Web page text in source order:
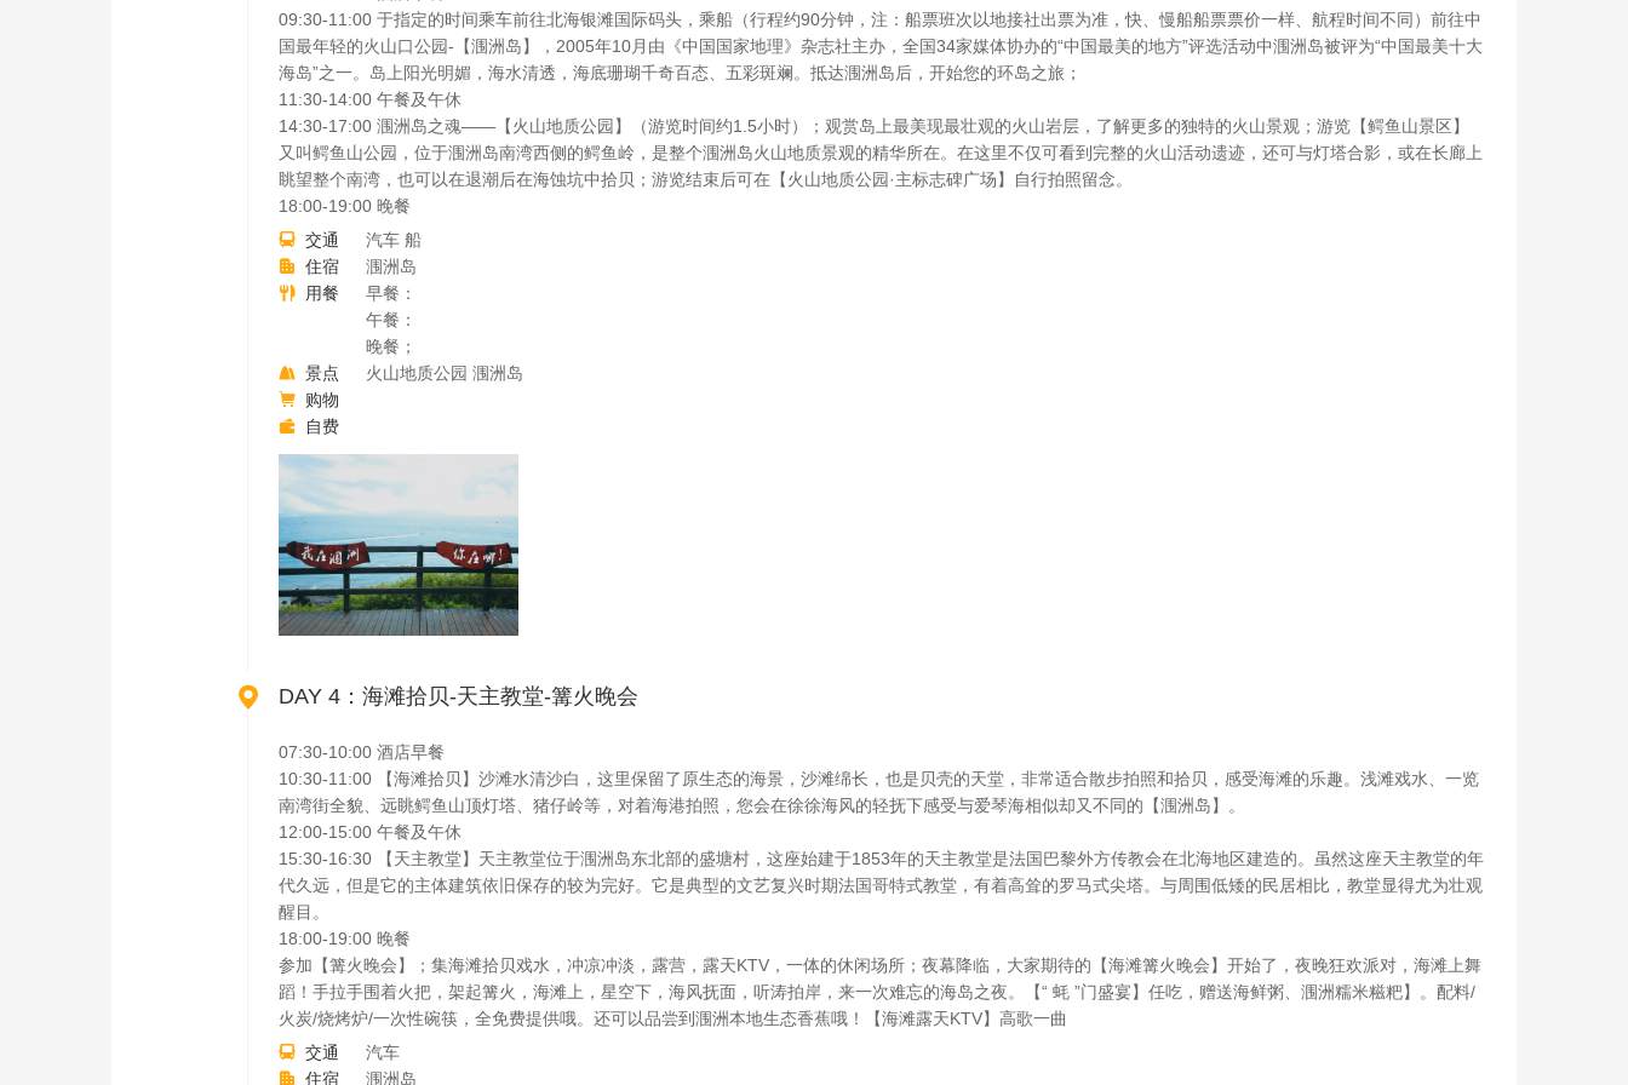
09:30-11:00 于指定的时间乘车前往北海银滩国际码头，乘船（行程约90分钟，注：船票班次以地接社出票为准，快、慢船船票票价一样、航程时间不同）前往中
国最年轻的火山口公园-【涠洲岛】，2005年10月由《中国国家地理》杂志社主办，全国34家媒体协办的“中国最美的地方”评选活动中涠洲岛被评为“中国最美十大
海岛”之一。岛上阳光明媚，海水清透，海底珊瑚千奇百态、五彩斑斓。抵达涠洲岛后，开始您的环岛之旅；
11:30-14:00 午餐及午休
14:30-17:00 涠洲岛之魂——【火山地质公园】（游览时间约1.5小时）；观赏岛上最美现最壮观的火山岩层，了解更多的独特的火山景观；游览【鳄鱼山景区】
又叫鳄鱼山公园，位于涠洲岛南湾西侧的鳄鱼岭，是整个涠洲岛火山地质景观的精华所在。在这里不仅可看到完整的火山活动遗迹，还可与灯塔合影，或在长廊上
眺望整个南湾，也可以在退潮后在海蚀坑中拾贝；游览结束后可在【火山地质公园·主标志碑广场】自行拍照留念。
18:00-19:00 晚餐
 交通 汽车 船
 住宿 涠洲岛
 用餐
早餐：
午餐：
晚餐；
 景点 火山地质公园 涠洲岛
 购物
 自费
 DAY 4：海滩拾贝-天主教堂-篝火晚会
07:30-10:00 酒店早餐
10:30-11:00 【海滩拾贝】沙滩水清沙白，这里保留了原生态的海景，沙滩绵长，也是贝壳的天堂，非常适合散步拍照和拾贝，感受海滩的乐趣。浅滩戏水、一览
南湾街全貌、远眺鳄鱼山顶灯塔、猪仔岭等，对着海港拍照，您会在徐徐海风的轻抚下感受与爱琴海相似却又不同的【涠洲岛】。
12:00-15:00 午餐及午休
15:30-16:30 【天主教堂】天主教堂位于涠洲岛东北部的盛塘村，这座始建于1853年的天主教堂是法国巴黎外方传教会在北海地区建造的。虽然这座天主教堂的年
代久远，但是它的主体建筑依旧保存的较为完好。它是典型的文艺复兴时期法国哥特式教堂，有着高耸的罗马式尖塔。与周围低矮的民居相比，教堂显得尤为壮观
醒目。
18:00-19:00 晚餐
参加【篝火晚会】；集海滩拾贝戏水，冲凉冲淡，露营，露天KTV，一体的休闲场所；夜幕降临，大家期待的【海滩篝火晚会】开始了，夜晚狂欢派对，海滩上舞
蹈！手拉手围着火把，架起篝火，海滩上，星空下，海风抚面，听涛拍岸，来一次难忘的海岛之夜。【“ 蚝 ”门盛宴】任吃，赠送海鲜粥、涠洲糯米糍粑】。配料/
火炭/烧烤炉/一次性碗筷，全免费提供哦。还可以品尝到涠洲本地生态香蕉哦！【海滩露天KTV】高歌一曲
 交通 汽车
 住宿 涠洲岛